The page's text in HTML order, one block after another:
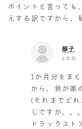
ポイントと言っても
えする訳ですから、
修子
4年前
1か月分をま
から、我が家
(それまでど
じですが。
ドラックスト